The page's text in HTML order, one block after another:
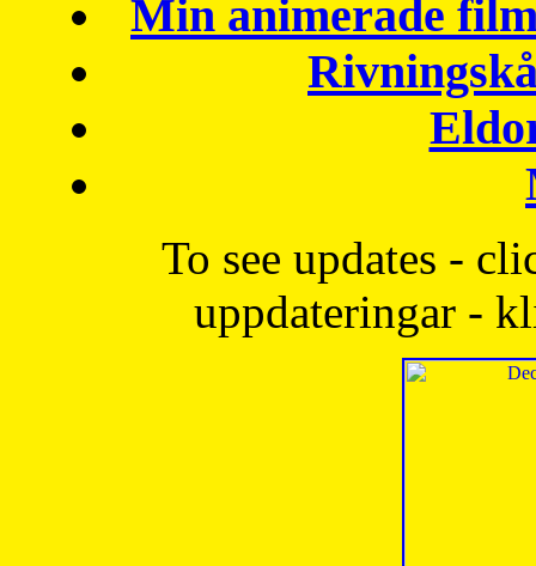
Min animerade
To see updates -
uppdateringar -